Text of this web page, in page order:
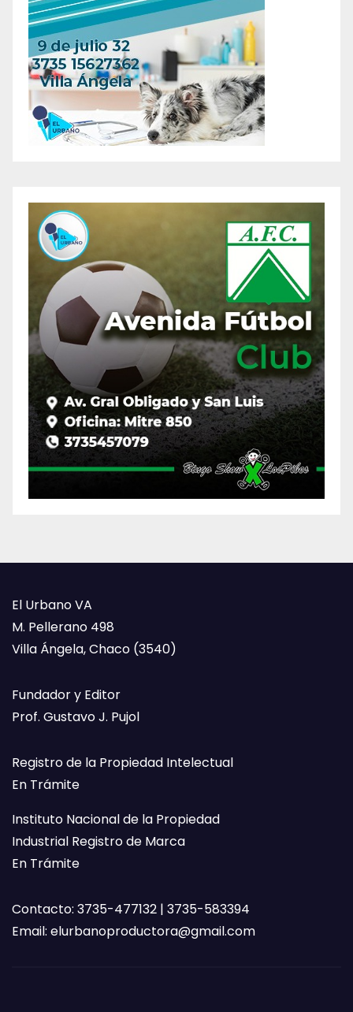
El Urbano VA
M. Pellerano 498
Villa Ángela, Chaco (3540)
Fundador y Editor
Prof. Gustavo J. Pujol
Registro de la Propiedad Intelectual
En Trámite
Instituto Nacional de la Propiedad
Industrial Registro de Marca
En Trámite
Contacto: 3735-477132 | 3735-583394
Email: elurbanoproductora@gmail.com